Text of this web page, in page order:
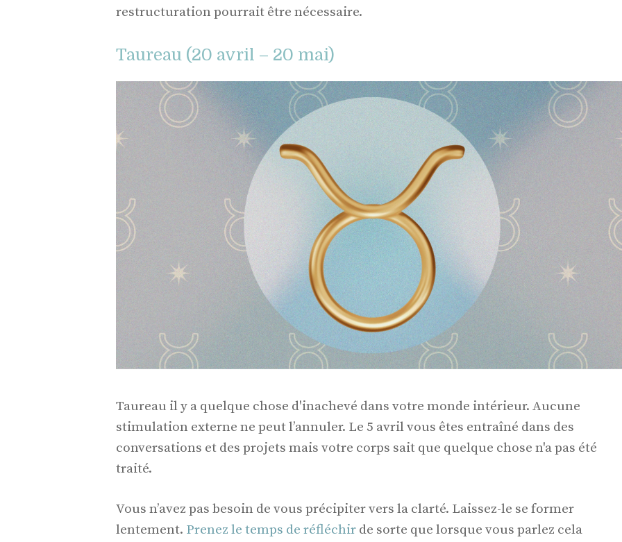
restructuration pourrait être nécessaire.
Taureau (20 avril – 20 mai)
Taureau il y a quelque chose d'inachevé dans votre monde intérieur. Aucune
stimulation externe ne peut l’annuler. Le 5 avril vous êtes entraîné dans des
conversations et des projets mais votre corps sait que quelque chose n'a pas été
traité.
Vous n’avez pas besoin de vous précipiter vers la clarté. Laissez-le se former
lentement. Prenez le temps de réfléchir de sorte que lorsque vous parlez cela